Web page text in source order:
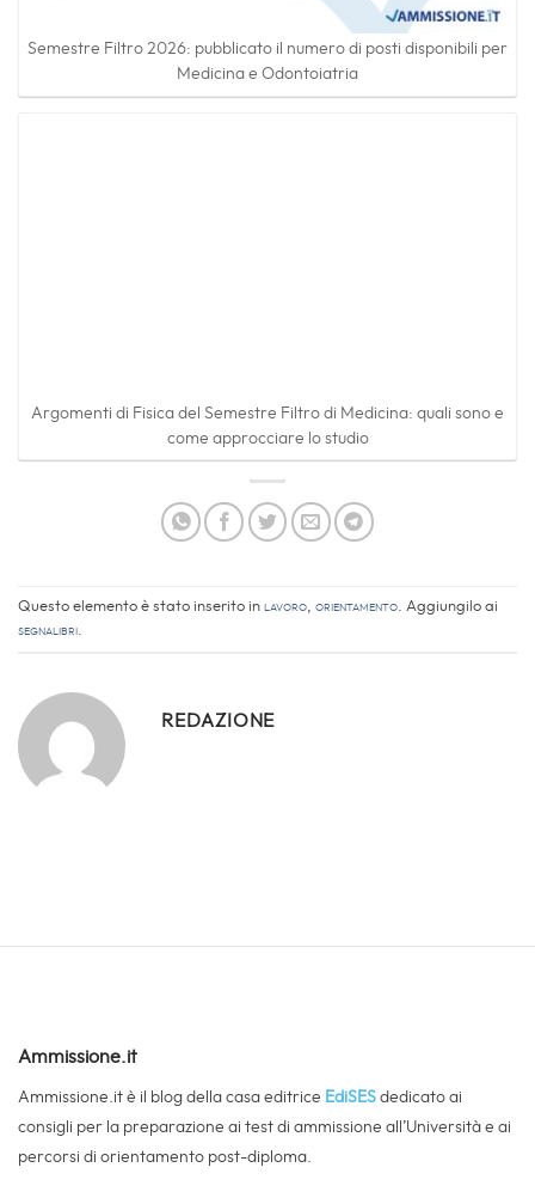
Semestre Filtro 2026: pubblicato il numero di posti disponibili per
Medicina e Odontoiatria
REDAZIONE
Piazza Dante, 89
80134 - Napoli
assistenza.edises.it